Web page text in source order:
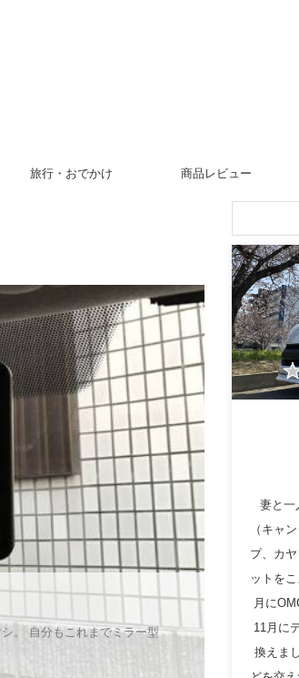
旅行・おでかけ 商品レビュー
。 自分もこれまでミラー型
妻と一
（キャ
プ、カ
ットを
月に
11月に
換えま